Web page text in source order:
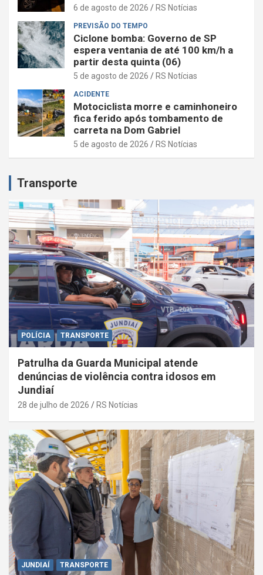
6 de agosto de 2026 RS Notícias
PREVISÃO DO TEMPO
Ciclone bomba: Governo de SP
espera ventania de até 100 km/h a
partir desta quinta (06)
5 de agosto de 2026 RS Notícias
ACIDENTE
Motociclista morre e caminhoneiro
fica ferido após tombamento de
carreta na Dom Gabriel
5 de agosto de 2026 RS Notícias
Transporte
POLÍCIA TRANSPORTE
Patrulha da Guarda Municipal atende
denúncias de violência contra idosos em
Jundiaí
28 de julho de 2026 RS Notícias
JUNDIAÍ TRANSPORTE